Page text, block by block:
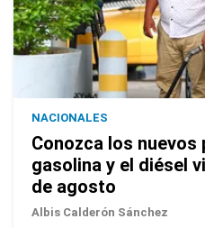
NACIONALES
Conozca los nuevos
gasolina y el diésel
de agosto
Albis Calderón Sánchez